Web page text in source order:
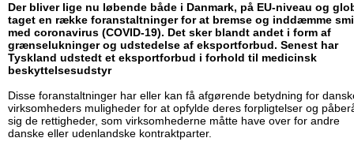
Der bliver lige nu løbende både i Danmark, på EU-niveau og
taget en række foranstaltninger for at bremse og inddæmme
med coronavirus (COVID-19). Det sker blandt andet i form af
grænselukninger og udstedelse af eksportforbud. Senest har
Tyskland udstedt et eksportforbud i forhold til medicinsk
beskyttelsesudstyr
Disse foranstaltninger har eller kan få afgørende betydning for
virksomheders muligheder for at opfylde deres forpligtelser og
sig de rettigheder, som virksomhederne måtte have over for andre
danske eller udenlandske kontraktparter.